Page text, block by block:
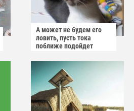
А может не будем его
ловить, пусть тока
поближе подойдет